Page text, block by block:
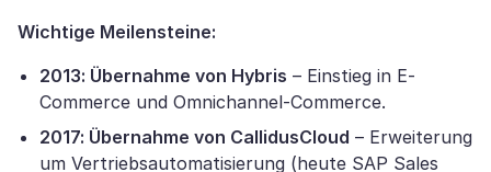
Wichtige Meilensteine:
2013: Übernahme von Hybris – Einstieg in E-
Commerce und Omnichannel-Commerce.
2017: Übernahme von CallidusCloud – Erweiterung
um Vertriebsautomatisierung (heute SAP Sales